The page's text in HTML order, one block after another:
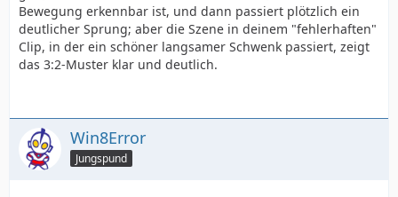
Bewegung erkennbar ist, und dann passiert plötzlich ein
deutlicher Sprung; aber die Szene in deinem "fehlerhaften"
Clip, in der ein schöner langsamer Schwenk passiert, zeigt
das 3:2-Muster klar und deutlich.
Win8Error
Jungspund